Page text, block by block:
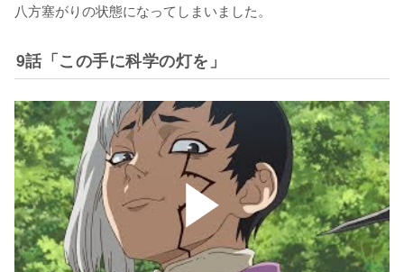
八方塞がりの状態になってしまいました。
9話「この手に科学の灯を」